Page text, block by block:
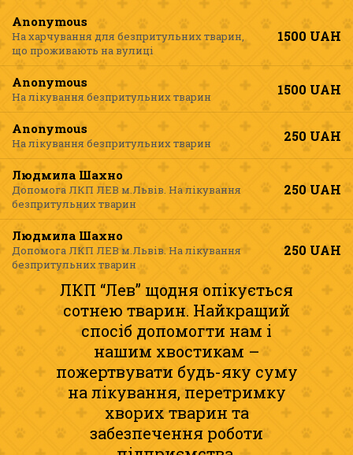
Anonymous
На харчування для безпритульних тварин,
що проживають на вулиці
1500 UAH
Anonymous
На лікування безпритульних тварин 1500 UAH
Anonymous
На лікування безпритульних тварин 250 UAH
Людмила Шахно
Допомога ЛКП ЛЕВ м.Львів. На лікування
безпритульних тварин
250UAH
Людмила Шахно
Допомога ЛКП ЛЕВ м.Львів. На лікування
безпритульних тварин
250 UAH
ЛКП “Лев” щодня опікується
сотнею тварин. Найкращий
спосіб допомогти нам і
нашим хвостикам –
пожертвувати будь-яку суму
на лікування, перетримку
хворих тварин та
забезпечення роботи